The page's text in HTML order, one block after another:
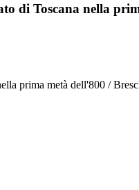
di Toscana nella
prima metà dell'800 /